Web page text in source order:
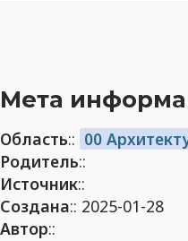
Мета
Область:: 00
Родитель::
Источник::
Создана:: 2025-01-28
Автор::